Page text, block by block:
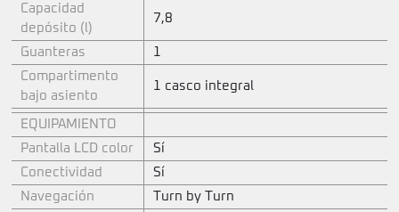
Capacidad
depósito (l)
7,8
Guanteras
1
Compartimento
bajo asiento
1 casco integral
EQUIPAMIENTO
Pantalla LCD color
Sí
Conectividad
Sí
Navegación
Turn by Turn